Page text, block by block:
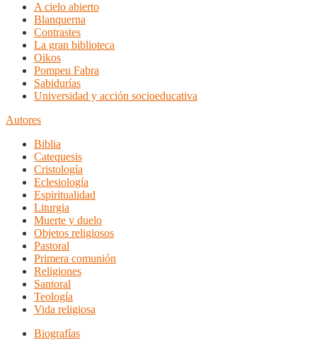
A cielo abierto
Blanquerna
Contrastes
La gran biblioteca
Oikos
Pompeu Fabra
Sabidurías
Universidad y acción socioeducativa
Autores
Biblia
Catequesis
Cristología
Eclesiología
Espiritualidad
Liturgia
Muerte y duelo
Objetos religiosos
Pastoral
Primera comunión
Religiones
Santoral
Teología
Vida religiosa
Biografías